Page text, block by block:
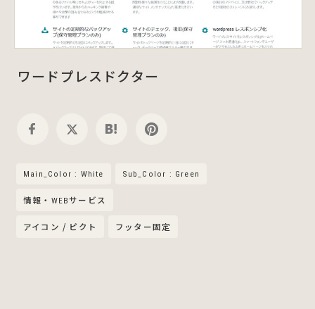
ワードプレスドクター
Main_Color : White Sub_Color : Green
情報・WEBサービス
アイコン / ピクト フッター固定